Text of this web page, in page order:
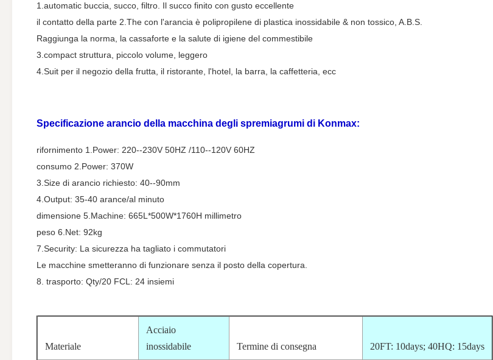
1.automatic buccia, succo, filtro. Il succo finito con gusto eccellente
il contatto della parte 2.The con l'arancia è polipropilene di plastica inossidabile & non tossico, A.B.S.
Raggiunga la norma, la cassaforte e la salute di igiene del commestibile
3.compact struttura, piccolo volume, leggero
4.Suit per il negozio della frutta, il ristorante, l'hotel, la barra, la caffetteria, ecc
Specificazione arancio della macchina degli spremiagrumi di Konmax:
rifornimento 1.Power: 220--230V 50HZ /110--120V 60HZ
consumo 2.Power: 370W
3.Size di arancio richiesto: 40--90mm
4.Output: 35-40 arance/al minuto
dimensione 5.Machine: 665L*500W*1760H millimetro
peso 6.Net: 92kg
7.Security: La sicurezza ha tagliato i commutatori
Le macchine smetteranno di funzionare senza il posto della copertura.
8. trasporto: Qty/20 FCL: 24 insiemi
Materiale
Acciaio
inossidabile
Termine di consegna 20FT: 10days; 40HQ: 15days